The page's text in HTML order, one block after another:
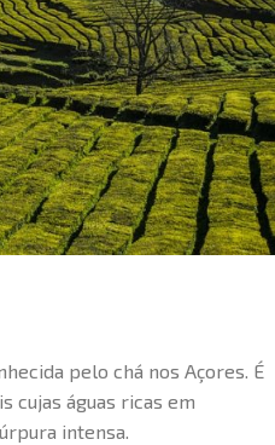
pelo chá nos Açores. É
cujas águas ricas em
intensa.